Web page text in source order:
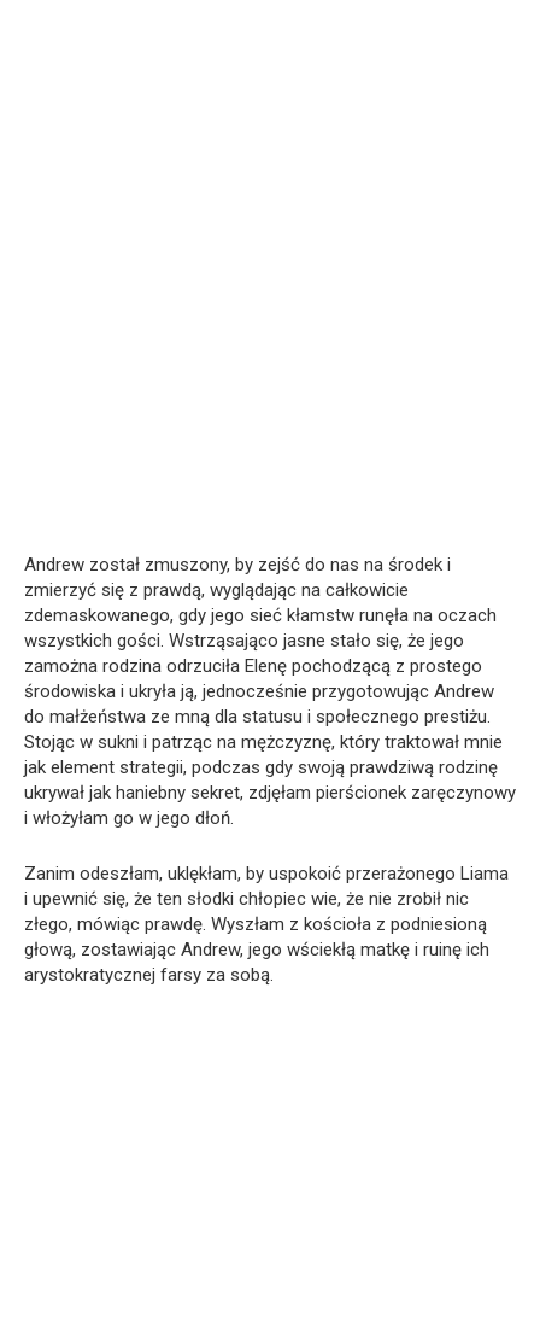
Andrew został zmuszony, by zejść do nas na środek i
zmierzyć się z prawdą, wyglądając na całkowicie
zdemaskowanego, gdy jego sieć kłamstw runęła na oczach
wszystkich gości. Wstrząsająco jasne stało się, że jego
zamożna rodzina odrzuciła Elenę pochodzącą z prostego
środowiska i ukryła ją, jednocześnie przygotowując Andrew
do małżeństwa ze mną dla statusu i społecznego prestiżu.
Stojąc w sukni i patrząc na mężczyznę, który traktował mnie
jak element strategii, podczas gdy swoją prawdziwą rodzinę
ukrywał jak haniebny sekret, zdjęłam pierścionek zaręczynowy
i włożyłam go w jego dłoń.
Zanim odeszłam, uklękłam, by uspokoić przerażonego Liama
i upewnić się, że ten słodki chłopiec wie, że nie zrobił nic
złego, mówiąc prawdę. Wyszłam z kościoła z podniesioną
głową, zostawiając Andrew, jego wściekłą matkę i ruinę ich
arystokratycznej farsy za sobą.